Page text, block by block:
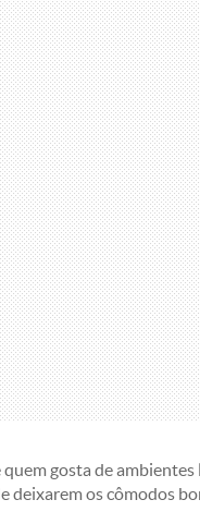
gosta de ambientes
deixarem os cômodos